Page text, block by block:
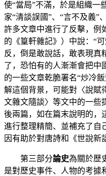
使“當局”不滿，於是組織一
家“清談誤國”、“言不及義”
許多文章中進行了反擊，例
的《篁軒雜記》）中說：“
反，倒是敢說話，敢表現真
了，恐怕有的人漸漸會把中
的一些文章乾脆署名“炒冷
解這個背景，可能對〈說賦
文雜文隨談〉等文中的一些
後兩篇，如在篇末說明的，
進行整理精簡、並補充了自
因有助於對唐詩和《世說新
第三部分論史為關於歷
是對歷史事件、人物的考據